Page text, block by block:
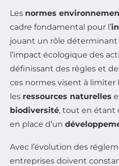
Les normes
cadre fondamental pour l’
jouant un rôle
l’impact écologique des
définissant des règles et
ces normes visent à limiter
les ressources naturelles
biodiversité, tout en étant
en place d’un
Avec l’évolution des
entreprises doivent